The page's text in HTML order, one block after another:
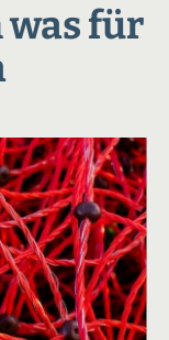
was für